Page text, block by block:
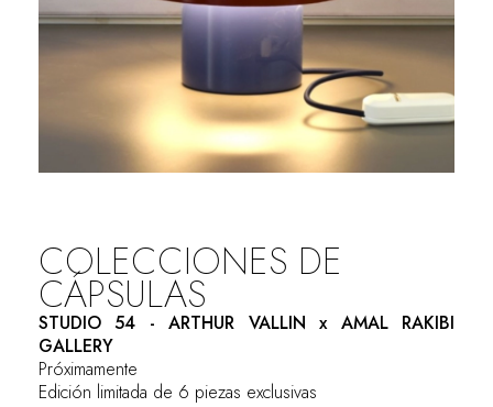
COLECCIONES DE
CÁPSULAS
STUDIO 54 - ARTHUR VALLIN x AMAL RAKIBI
GALLERY
Próximamente
Edición limitada de 6 piezas exclusivas